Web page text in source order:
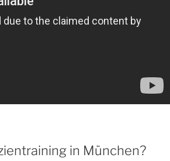
in München?